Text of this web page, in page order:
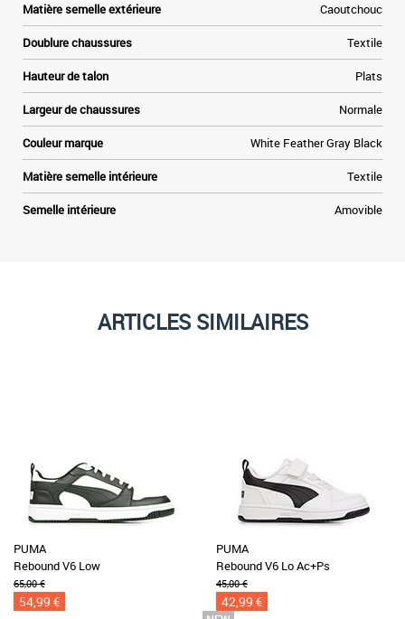
Matière semelle extérieure Caoutchouc
Doublure chaussures Textile
Hauteur de talon Plats
Largeur de chaussures Normale
Couleur marque White Feather Gray Black
Matière semelle intérieure Textile
Semelle intérieure Amovible
ARTICLES SIMILAIRES
PUMA
Rebound V6 Low
65,00 €
54,99 €
PUMA
Rebound V6 Lo Ac+Ps
45,00 €
42,99 €